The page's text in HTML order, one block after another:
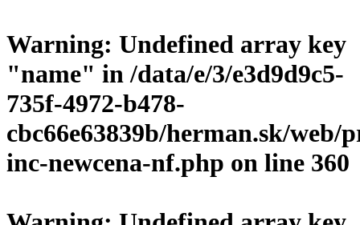
Warning: Undefined array key
"name" in /data/e/3/e3d9d9c5-
735f-4972-b478-
cbc66e63839b/herman.sk/web/
inc-newcena-nf.php on line 360